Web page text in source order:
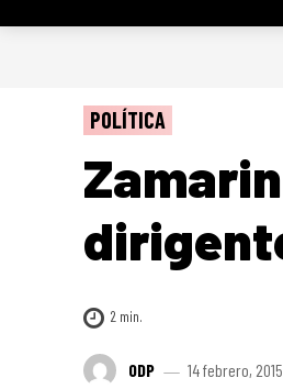
POLÍTICA
2 min.
ODP 14 febrero, 2015